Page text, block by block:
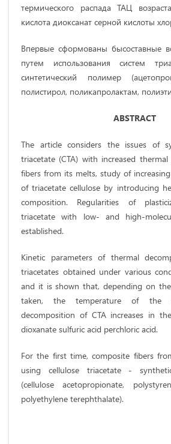
термического распада ТАЦ
кислота диоксанат серной кислоты
Впервые сформованы бысоставные
путем использования систем
синтетический полимер
полистирол, поликапролактам,
ABSTRACT
The article considers the issues of
triacetate (CTA) with increased
fibers from its melts, study of
of triacetate cellulose by introducing
composition. Regularities of
triacetate with low- and high-
established.
Kinetic parameters of thermal
triacetates obtained under various
and it is shown that, depending on
taken, the temperature of the
decomposition of CTA increases in
dioxanate sulfuric acid perchloric acid.
For the first time, composite fibers
using cellulose triacetate -
(cellulose acetopropionate,
polyethylene terephthalate).